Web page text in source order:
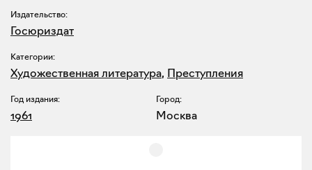
Издательство:
Госюриздат
Категории:
Художественная литература, Преступления
Год издания:
1961
Город:
Москва